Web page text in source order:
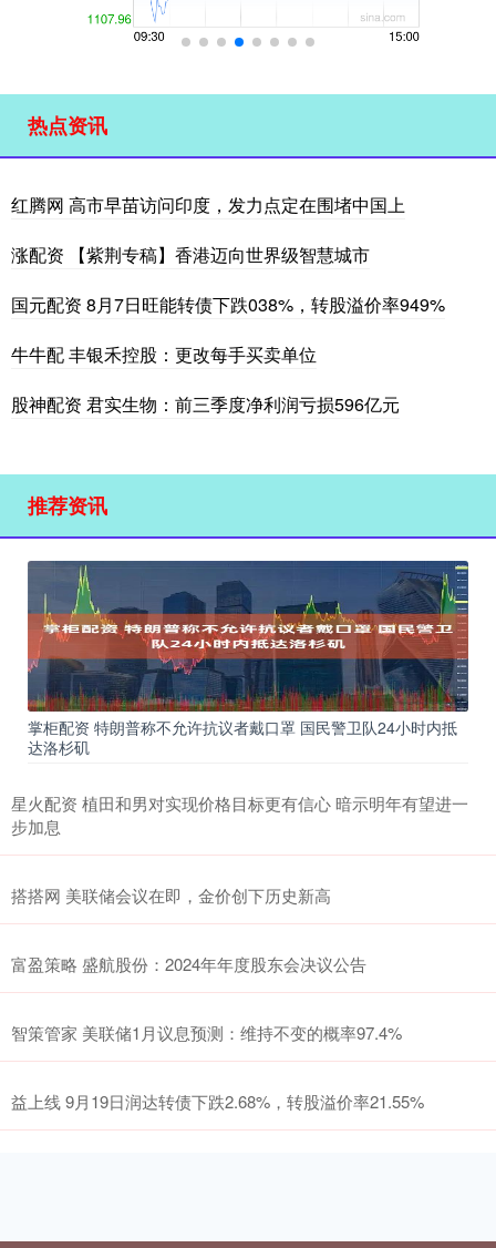
热点资讯
红腾网 高市早苗访问印度，发力点定在围堵中国上
涨配资 【紫荆专稿】香港迈向世界级智慧城市
国元配资 8月7日旺能转债下跌038%，转股溢价率949%
牛牛配 丰银禾控股：更改每手买卖单位
股神配资 君实生物：前三季度净利润亏损596亿元
推荐资讯
掌柜配资 特朗普称不允许抗议者戴口罩 国民警卫队24小时内抵
达洛杉矶
星火配资 植田和男对实现价格目标更有信心 暗示明年有望进一
步加息
搭搭网 美联储会议在即，金价创下历史新高
富盈策略 盛航股份：2024年年度股东会决议公告
智策管家 美联储1月议息预测：维持不变的概率97.4%
益上线 9月19日润达转债下跌2.68%，转股溢价率21.55%